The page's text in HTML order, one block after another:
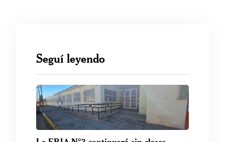
Seguí leyendo